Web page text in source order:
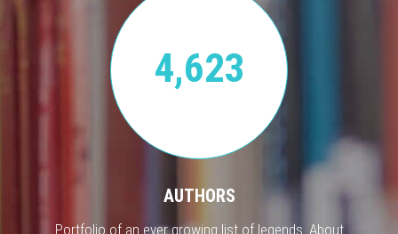
4,623
AUTHORS
Portfolio of an ever growing list of legends. About